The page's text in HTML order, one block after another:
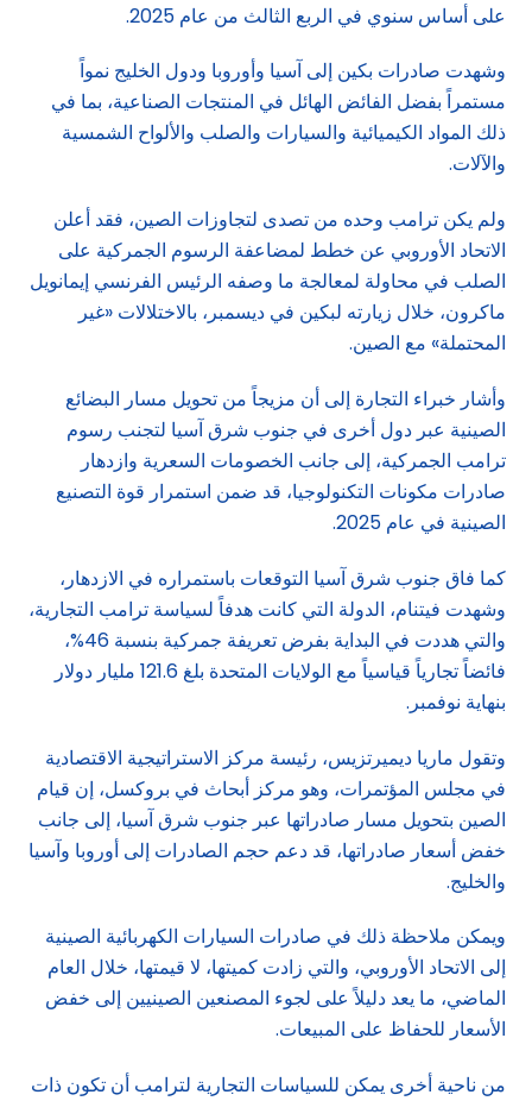
على أساس سنوي في الربع الثالث من عام 2025.
وشهدت صادرات بكين إلى آسيا وأوروبا ودول الخليج نمواً
مستمراً بفضل الفائض الهائل في المنتجات الصناعية، بما في
ذلك المواد الكيميائية والسيارات والصلب والألواح الشمسية
والآلات.
ولم يكن ترامب وحده من تصدى لتجاوزات الصين، فقد أعلن
الاتحاد الأوروبي عن خطط لمضاعفة الرسوم الجمركية على
الصلب في محاولة لمعالجة ما وصفه الرئيس الفرنسي إيمانويل
ماكرون، خلال زيارته لبكين في ديسمبر، بالاختلالات «غير
المحتملة» مع الصين.
وأشار خبراء التجارة إلى أن مزيجاً من تحويل مسار البضائع
الصينية عبر دول أخرى في جنوب شرق آسيا لتجنب رسوم
ترامب الجمركية، إلى جانب الخصومات السعرية وازدهار
صادرات مكونات التكنولوجيا، قد ضمن استمرار قوة التصنيع
الصينية في عام 2025.
كما فاق جنوب شرق آسيا التوقعات باستمراره في الازدهار،
وشهدت فيتنام، الدولة التي كانت هدفاً لسياسة ترامب التجارية،
والتي هددت في البداية بفرض تعريفة جمركية بنسبة 46%،
فائضاً تجارياً قياسياً مع الولايات المتحدة بلغ 121.6 مليار دولار
بنهاية نوفمبر.
وتقول ماريا ديميرتزيس، رئيسة مركز الاستراتيجية الاقتصادية
في مجلس المؤتمرات، وهو مركز أبحاث في بروكسل، إن قيام
الصين بتحويل مسار صادراتها عبر جنوب شرق آسيا، إلى جانب
خفض أسعار صادراتها، قد دعم حجم الصادرات إلى أوروبا وآسيا
والخليج.
ويمكن ملاحظة ذلك في صادرات السيارات الكهربائية الصينية
إلى الاتحاد الأوروبي، والتي زادت كميتها، لا قيمتها، خلال العام
الماضي، ما يعد دليلاً على لجوء المصنعين الصينيين إلى خفض
الأسعار للحفاظ على المبيعات.
من ناحية أخرى يمكن للسياسات التجارية لترامب أن تكون ذات